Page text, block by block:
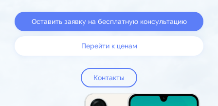
Оставить заявку на бесплатную консультацию
Перейти к ценам
Контакты